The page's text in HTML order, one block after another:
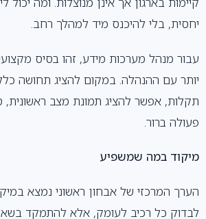
יחסית, בלי להיכנס מיד למהלך רחב.
עבור מנהל מערכות מידע, זהו בסיס
יותר עם ההנהלה. במקום להציג תחושה
תקלות, אפשר להציג תמונת מצב ראשונית,
פעולה ברור.
מיקוד במה שמשפיע
הערך המרכזי של אבחון ראשוני נמצא
לבדוק כל רכיב לעומק, אלא להתמקד